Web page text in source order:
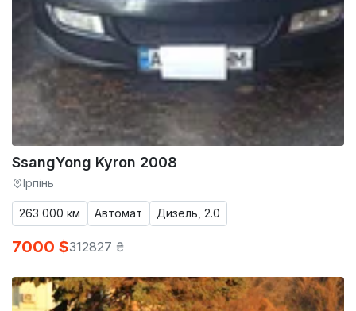
SsangYong Kyron 2008
Ірпінь
263 000 км Автомат Дизель, 2.0
7000 $312827 ₴